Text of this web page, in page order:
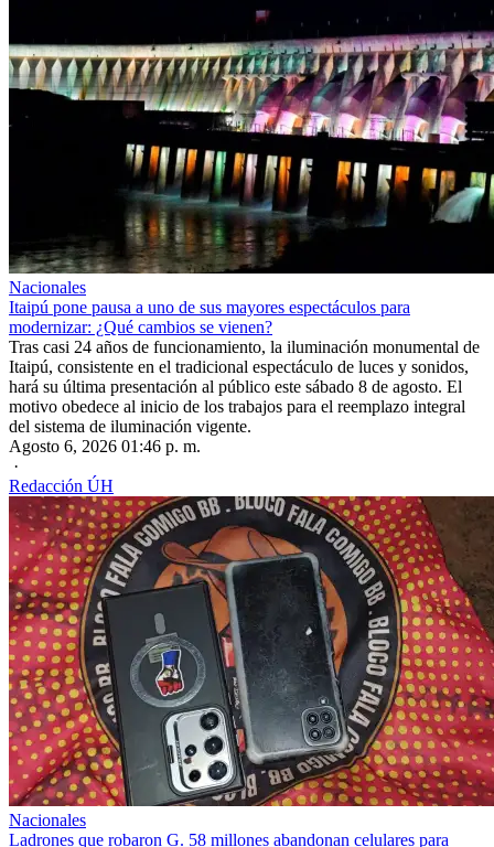
Nacionales
Itaipú pone pausa a uno de sus mayores espectáculos para
modernizar: ¿Qué cambios se vienen?
Tras casi 24 años de funcionamiento, la iluminación monumental de
Itaipú, consistente en el tradicional espectáculo de luces y sonidos,
hará su última presentación al público este sábado 8 de agosto. El
motivo obedece al inicio de los trabajos para el reemplazo integral
del sistema de iluminación vigente.
Agosto 6, 2026 01:46 p. m.
·
Redacción ÚH
Nacionales
Ladrones que robaron G. 58 millones abandonan celulares para